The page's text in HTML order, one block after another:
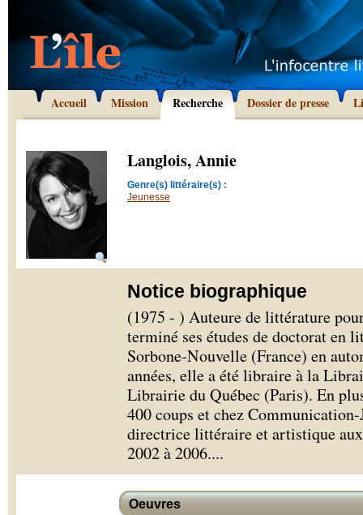
Accueil Mission Recherche Dossier de presse
Langlois, Annie
Genre(s) littéraire(s) :
Jeunesse
Notice biographique
(1975 - ) Auteure de littérature
terminé ses études de doctorat en
Sorbone-Nouvelle (France) en
années, elle a été libraire à la
Librairie du Québec (Paris). En
400 coups et chez
directrice littéraire et artistique
2002 à 2006....
Oeuvres